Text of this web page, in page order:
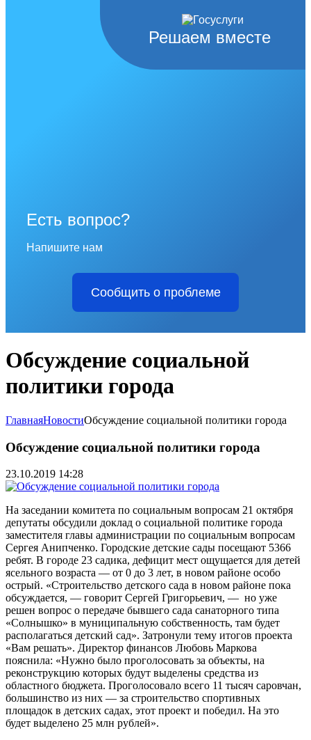
Решаем вместе
Есть вопрос?
Напишите нам
Сообщить о проблеме
Обсуждение социальной
политики города
ГлавнаяНовостиОбсуждение социальной политики города
Обсуждение социальной политики города
23.10.2019 14:28
На заседании комитета по социальным вопросам 21 октября
депутаты обсудили доклад о социальной политике города
заместителя главы администрации по социальным вопросам
Сергея Анипченко. Городские детские сады посещают 5366
ребят. В городе 23 садика, дефицит мест ощущается для детей
ясельного возраста — от 0 до 3 лет, в новом районе особо
острый. «Строительство детского сада в новом районе пока
обсуждается, — говорит Сергей Григорьевич, — но уже
решен вопрос о передаче бывшего сада санаторного типа
«Солнышко» в муниципальную собственность, там будет
располагаться детский сад». Затронули тему итогов проекта
«Вам решать». Директор финансов Любовь Маркова
пояснила: «Нужно было проголосовать за объекты, на
реконструкцию которых будут выделены средства из
областного бюджета. Проголосовало всего 11 тысяч саровчан,
большинство из них — за строительство спортивных
площадок в детских садах, этот проект и победил. На это
будет выделено 25 млн рублей».